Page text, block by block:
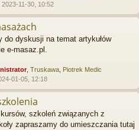
, 2023-11-30, 10:52
dyskusji na temat artykułów
e-masaz.pl.
, Truskawa Piotrek Medic
01-05, 12:18
szkoleń związanych z
zapraszamy do umieszczania tutaj